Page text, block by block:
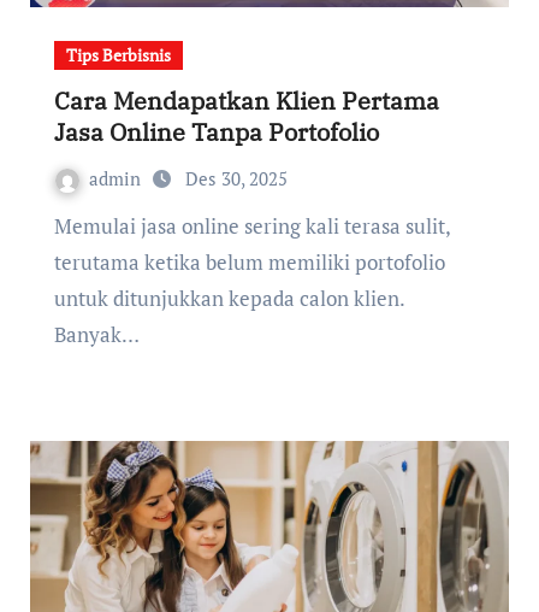
Tips Berbisnis
Cara Mendapatkan Klien Pertama
Jasa Online Tanpa Portofolio
admin Des 30, 2025
Memulai jasa online sering kali terasa sulit,
terutama ketika belum memiliki portofolio
untuk ditunjukkan kepada calon klien.
Banyak…